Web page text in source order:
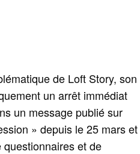
de Loft Story, son
un arrêt immédiat
un message publié sur
» depuis le 25 mars et
et de